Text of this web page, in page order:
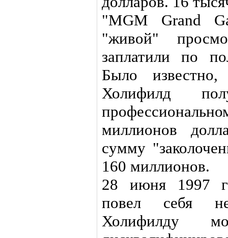
"MGM Grand
"живой"
заплатили по
Было
Холифилд
миллионов
сумму
160 миллионов.
28 июня 1997
повел себя
Холифилду